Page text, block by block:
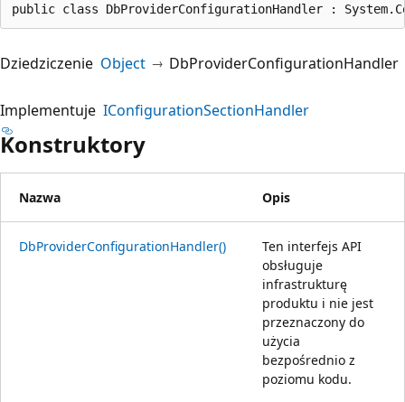
public class DbProviderConfigurationHandler :
Dziedziczenie Object DbProviderConfigurationHandler
Implementuje IConfigurationSectionHandler
Konstruktory
Nazwa Opis
DbProviderConfigurationHandler()
Ten interfejs API
obsługuje
infrastrukturę
produktu i nie jest
przeznaczony do
użycia
bezpośrednio z
poziomu kodu.